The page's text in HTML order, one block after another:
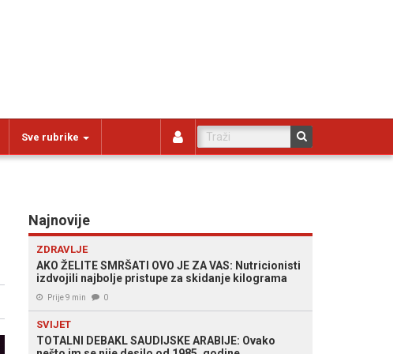
Sve rubrike
Najnovije
ZDRAVLJE
AKO ŽELITE SMRŠATI OVO JE ZA VAS: Nutricionisti
izdvojili najbolje pristupe za skidanje kilograma
Prije 9 min 0
SVIJET
TOTALNI DEBAKL SAUDIJSKE ARABIJE: Ovako